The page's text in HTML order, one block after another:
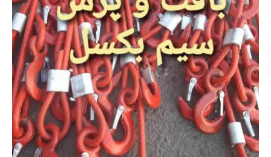
گیسبافت-
بوش
آلومینیومی